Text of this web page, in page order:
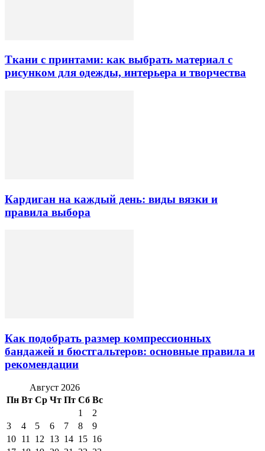
Ткани с принтами: как выбрать материал с
рисунком для одежды, интерьера и творчества
Кардиган на каждый день: виды вязки и
правила выбора
Как подобрать размер компрессионных
бандажей и бюстгальтеров: основные правила и
рекомендации
Август 2026
Пн Вт Ср Чт Пт Сб Вс
1
2
3
4 5 6 7 8
9
10 11 12 13 14 15 16